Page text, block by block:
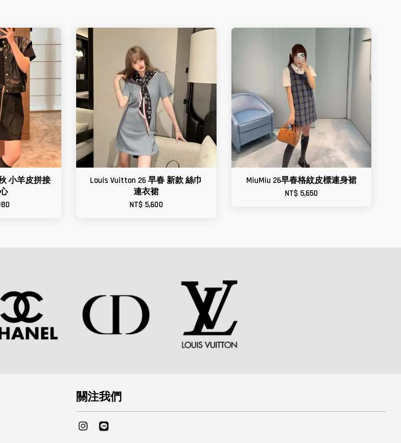
小羊皮拼接
Louis Vuitton 26 早春 新款 絲巾
連衣裙
NT$ 5,600
MiuMiu 26早春格紋皮標連身裙
NT$ 5,650
關注我們
Instagram